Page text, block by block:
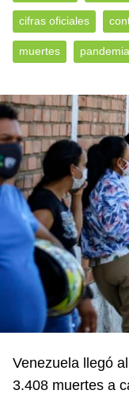
cifras oficiales
muertes pandemia
Venezuela llegó
3.408 muertes a